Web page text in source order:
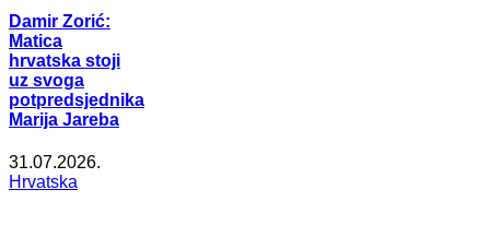
Damir Zorić:
Matica
hrvatska stoji
uz svoga
potpredsjednika
Marija Jareba
31.07.2026.
Hrvatska